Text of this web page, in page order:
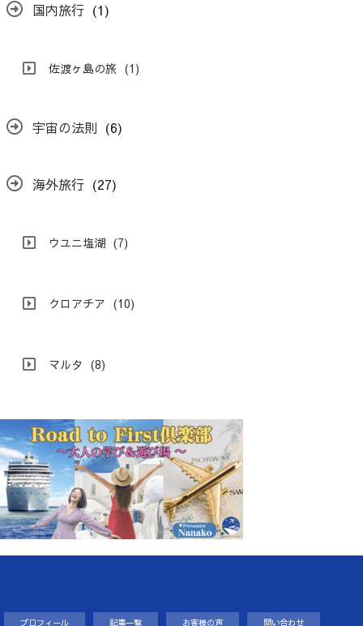
国内旅行 (1)
佐渡ヶ島の旅 (1)
宇宙の法則 (6)
海外旅行 (27)
ウユニ塩湖 (7)
クロアチア (10)
マルタ (8)
プロフィール 記事一覧 お客様の声 問い合わせ